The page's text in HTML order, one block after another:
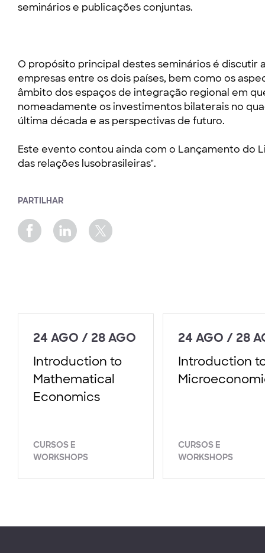
seminários e publicações conjuntas.
O propósito principal destes seminários é discutir
empresas entre os dois países, bem como os
âmbito dos espaços de integração regional em
nomeadamente os investimentos bilaterais no
última década e as perspectivas de futuro.
Este evento contou ainda com o Lançamento do
das relações lusobrasileiras".
PARTILHAR
24 AGO / 28 AGO
Introduction to
Mathematical
Economics
CURSOS E
WORKSHOPS
24 AGO / 28
Introduction
CURSOS E
WORKSHOPS